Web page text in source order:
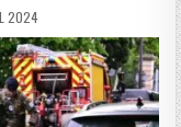
2024